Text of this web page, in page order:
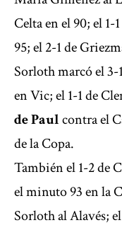
Celta en el 90; el 1-
95; el 2-1 de
Sorloth marcó el 3-
en Vic; el 1-1 de
de Paulcontra el
de la Copa.
También el 1-2 de
el minuto 93 en la
Sorloth al Alavés;